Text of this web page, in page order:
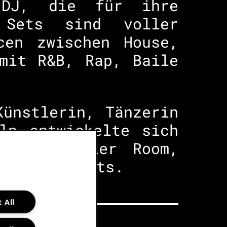
DJ, die für ihre
sind voller
zwischen House,
R&B, Rap, Baile
Tänzerin
entwickelte sich
Boiler Room,
Events.
All